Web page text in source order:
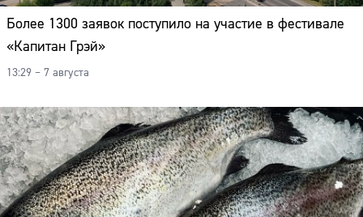
Более 1300 заявок поступило на участие в фестивале
«Капитан Грэй»
13:29 – 7 августа